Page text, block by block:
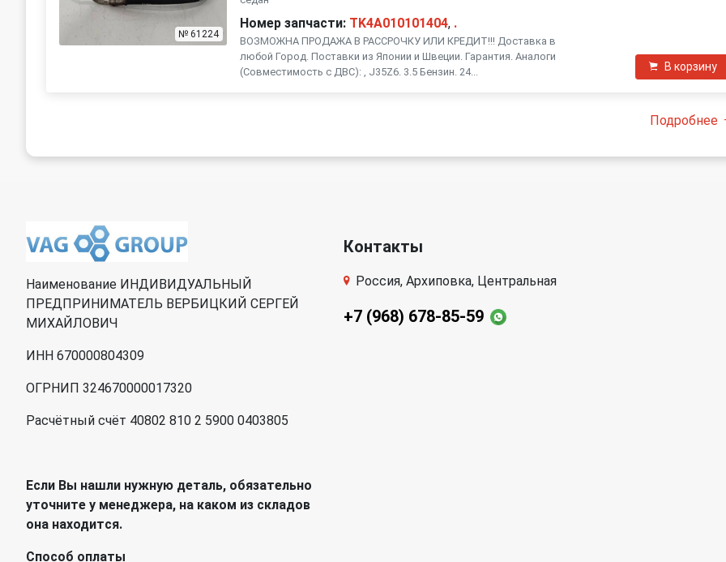
№ 61224
Номер запчасти: TK4A010101404, .
ВОЗМОЖНА ПРОДАЖА В РАССРОЧКУ ИЛИ КРЕДИТ!!! Доставка в
любой Город. Поставки из Японии и Швеции. Гарантия. Аналоги
(Совместимость с ДВС): , J35Z6. 3.5 Бензин. 24...
В корзину
Подробнее
Наименование ИНДИВИДУАЛЬНЫЙ
ПРЕДПРИНИМАТЕЛЬ ВЕРБИЦКИЙ СЕРГЕЙ
МИХАЙЛОВИЧ
ИНН 670000804309
ОГРНИП 324670000017320
Расчётный счёт 40802 810 2 5900 0403805
Если Вы нашли нужную деталь, обязательно
уточните у менеджера, на каком из складов
она находится.
Способ оплаты
Контакты
Россия, Архиповка, Центральная
+7 (968) 678-85-59